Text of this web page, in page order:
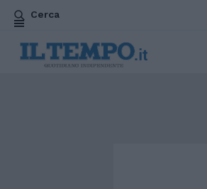
Cerca